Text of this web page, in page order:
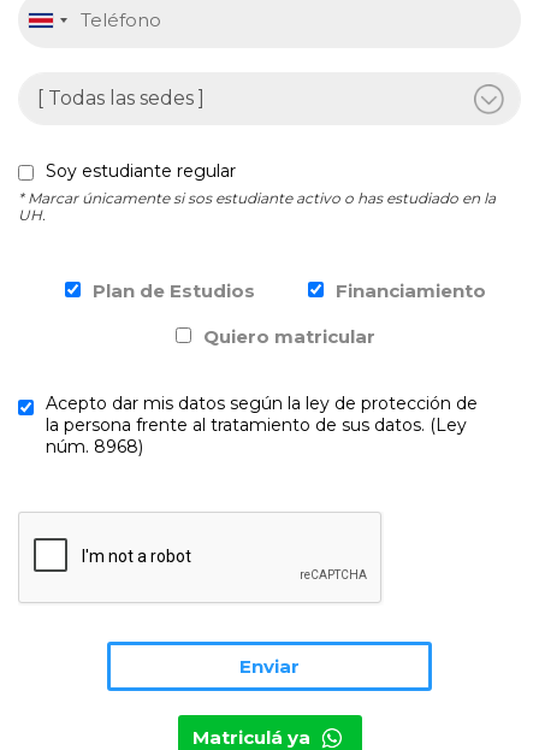
Soy estudiante regular
* Marcar únicamente si sos estudiante activo o has estudiado en la
UH.
Plan de Estudios
Financiamiento
Quiero matricular
Acepto dar mis datos según la ley de protección de
la persona frente al tratamiento de sus datos. (Ley
núm. 8968)
Matriculá ya